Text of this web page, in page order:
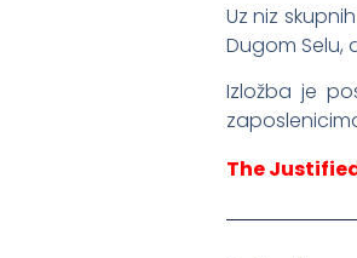
Uz niz
Dugom Selu,
Izložba je
The